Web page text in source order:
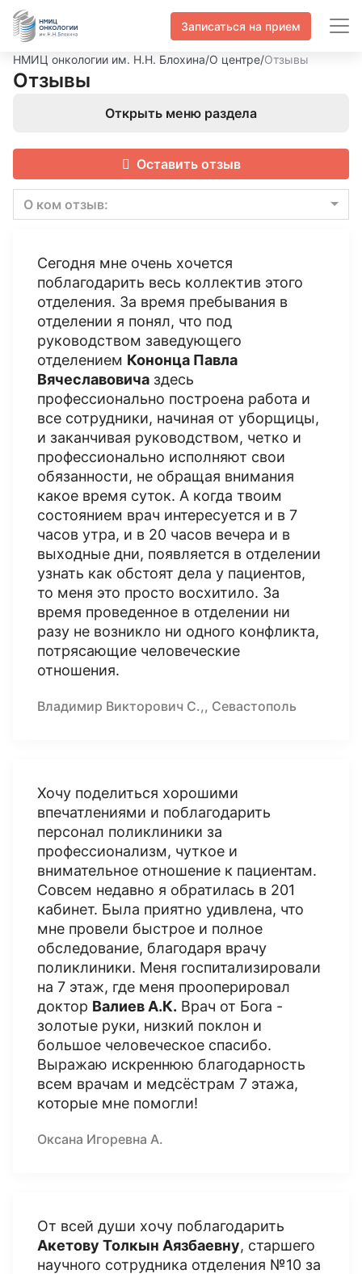
Записаться на прием
НМИЦ онкологии им. Н.Н. Блохина/О центре/Отзывы
Отзывы
Открыть меню раздела
Оставить отзыв
О ком отзыв:
Сегодня мне очень хочется
поблагодарить весь коллектив этого
отделения. За время пребывания в
отделении я понял, что под
руководством заведующего
отделением Кононца Павла
Вячеславовича здесь
профессионально построена работа и
все сотрудники, начиная от уборщицы,
и заканчивая руководством, четко и
профессионально исполняют свои
обязанности, не обращая внимания
какое время суток. А когда твоим
состоянием врач интересуется и в 7
часов утра, и в 20 часов вечера и в
выходные дни, появляется в отделении
узнать как обстоят дела у пациентов,
то меня это просто восхитило. За
время проведенное в отделении ни
разу не возникло ни одного конфликта,
потрясающие человеческие
отношения.
Владимир Викторович С.,, Севастополь
Хочу поделиться хорошими
впечатлениями и поблагодарить
персонал поликлиники за
профессионализм, чуткое и
внимательное отношение к пациентам.
Совсем недавно я обратилась в 201
кабинет. Была приятно удивлена, что
мне провели быстрое и полное
обследование, благодаря врачу
поликлиники. Меня госпитализировали
на 7 этаж, где меня прооперировал
доктор Валиев А.К. Врач от Бога -
золотые руки, низкий поклон и
большое человеческое спасибо.
Выражаю искреннюю благодарность
всем врачам и медсёстрам 7 этажа,
которые мне помогли!
Оксана Игоревна А.
От всей души хочу поблагодарить
Акетову Толкын Аязбаевну, старшего
научного сотрудника отделения №10 за